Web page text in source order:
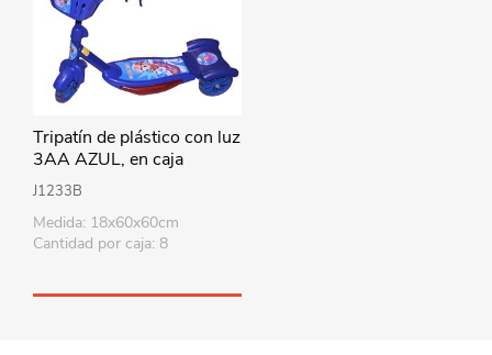
Tripatín de plástico con luz
3AA AZUL, en caja
J1233B
Medida: 18x60x60cm
Cantidad por caja: 8